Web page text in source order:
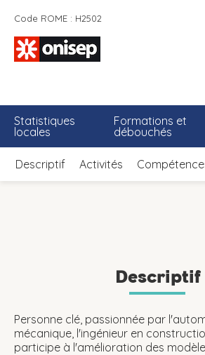
Code ROME : H2502
Statistiques
locales
Formations et
débouchés
Descriptif Activités
Descriptif
Personne clé, passionnée par
mécanique, l'ingénieur en
participe à l'amélioration des